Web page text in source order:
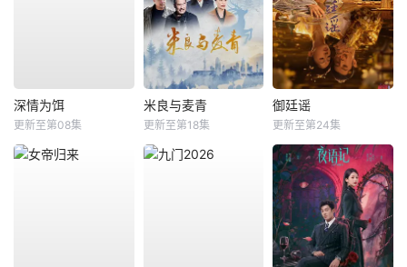
深情为饵
更新至第08集
米良与麦青
更新至第18集
御廷谣
更新至第24集